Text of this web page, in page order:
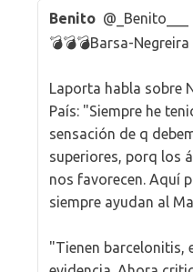
Benito @_Benito___
💣💣💣Barsa-Negreira
Laporta habla sobre
País: "Siempre he
sensación de q
superiores, porq los
nos favorecen. Aquí
siempre ayudan al
"Tienen barcelonitis,